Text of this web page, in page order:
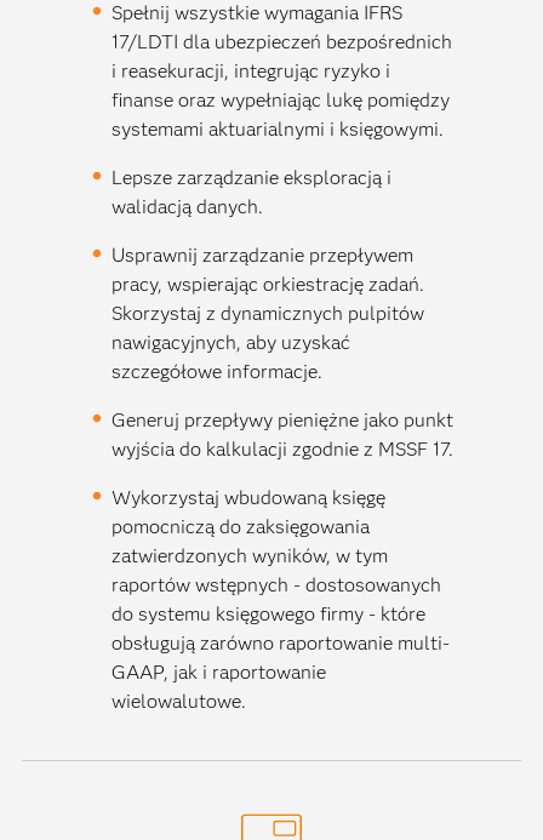
Spełnij wszystkie wymagania IFRS
17/LDTI dla ubezpieczeń bezpośrednich
i reasekuracji, integrując ryzyko i
finanse oraz wypełniając lukę pomiędzy
systemami aktuarialnymi i księgowymi.
Lepsze zarządzanie eksploracją i
walidacją danych.
Usprawnij zarządzanie przepływem
pracy, wspierając orkiestrację zadań.
Skorzystaj z dynamicznych pulpitów
nawigacyjnych, aby uzyskać
szczegółowe informacje.
Generuj przepływy pieniężne jako punkt
wyjścia do kalkulacji zgodnie z MSSF 17.
Wykorzystaj wbudowaną księgę
pomocniczą do zaksięgowania
zatwierdzonych wyników, w tym
raportów wstępnych - dostosowanych
do systemu księgowego firmy - które
obsługują zarówno raportowanie multi-
GAAP, jak i raportowanie
wielowalutowe.